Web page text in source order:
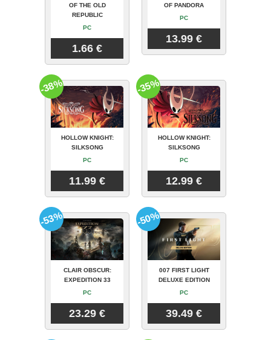
OF THE OLD
REPUBLIC
PC
1.66 €
OF PANDORA
PC
13.99 €
HOLLOW KNIGHT:
SILKSONG
PC
11.99 €
-38%
HOLLOW KNIGHT:
SILKSONG
PC
12.99 €
-35%
CLAIR OBSCUR:
EXPEDITION 33
PC
23.29 €
-53%
007 FIRST LIGHT
DELUXE EDITION
PC
39.49 €
-50%